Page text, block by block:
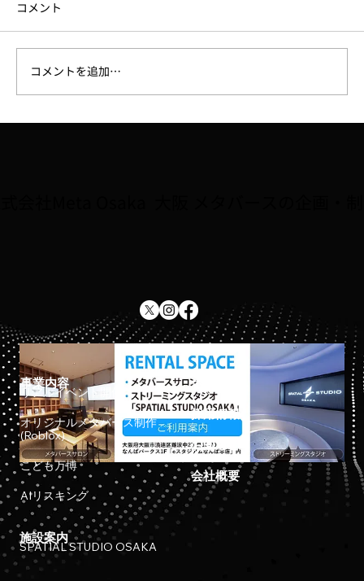
コメント
コメントを追加…
事業内容
リアルイベント開催
オリジナルメタバース制作
(Roblox)
こども万博
AIリスキング
施設案内
SPATIAL STUDIO OSAKA
ホーム
採用情報
お知らせ
会社概要